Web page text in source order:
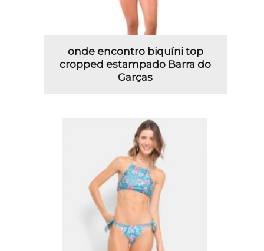
onde encontro biquíni top
cropped estampado Barra do
Garças